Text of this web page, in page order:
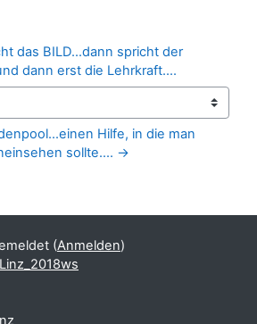
das BILD...dann spricht der
dann erst die Lehrkraft....
Hilfe, in die man
sollte.... →
(Anmelden)